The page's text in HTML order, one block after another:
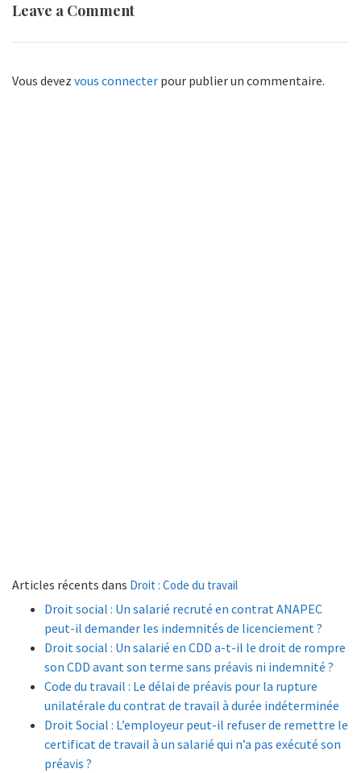
Leave a Comment
Vous devez vous connecter pour publier un commentaire.
Articles récents dans Droit : Code du travail
Droit social : Un salarié recruté en contrat ANAPEC
peut-il demander les indemnités de licenciement ?
Droit social : Un salarié en CDD a-t-il le droit de rompre
son CDD avant son terme sans préavis ni indemnité ?
Code du travail : Le délai de préavis pour la rupture
unilatérale du contrat de travail à durée indéterminée
Droit Social : L’employeur peut-il refuser de remettre le
certificat de travail à un salarié qui n’a pas exécuté son
préavis ?